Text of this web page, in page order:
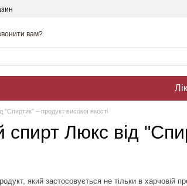
вам?
– продукт високої якості
Люкс від
який застосовується не тільки в